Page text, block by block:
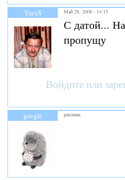
YuruS Май 28, 2008 - 14:15
С датой...
пропущу
Войдите или
google реклама